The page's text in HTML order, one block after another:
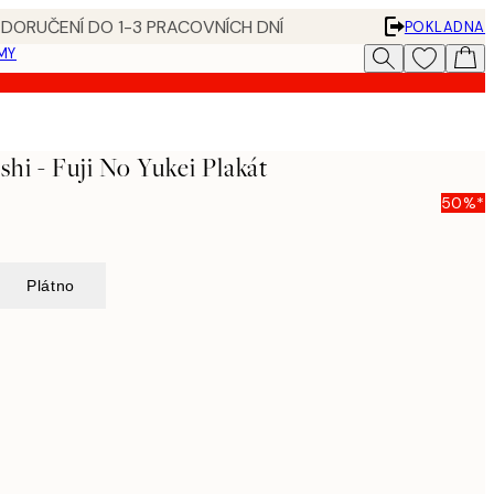
DO 1-3 PRACOVNÍCH DNÍ
POKLADNA
- Fuji No Yukei Plakát
50%*
Plátno